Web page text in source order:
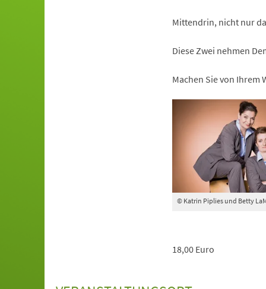
Mittendrin, nicht nur
Diese Zwei nehmen
Machen Sie von Ihrem
© Katrin Piplies und Betty
18,00 Euro